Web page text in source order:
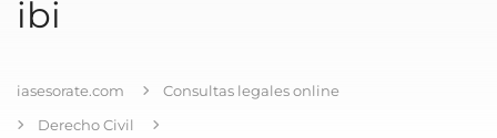
ibi
iasesorate.com
Consultas legales online
Derecho Civil